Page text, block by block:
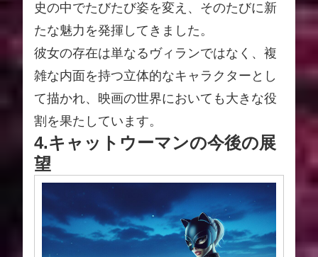
史の中でたびたび姿を変え、そのたびに新
たな魅力を発揮してきました。
彼女の存在は単なるヴィランではなく、複
雑な内面を持つ立体的なキャラクターとし
て描かれ、映画の世界においても大きな役
割を果たしています。
4.キャットウーマンの今後の展
望